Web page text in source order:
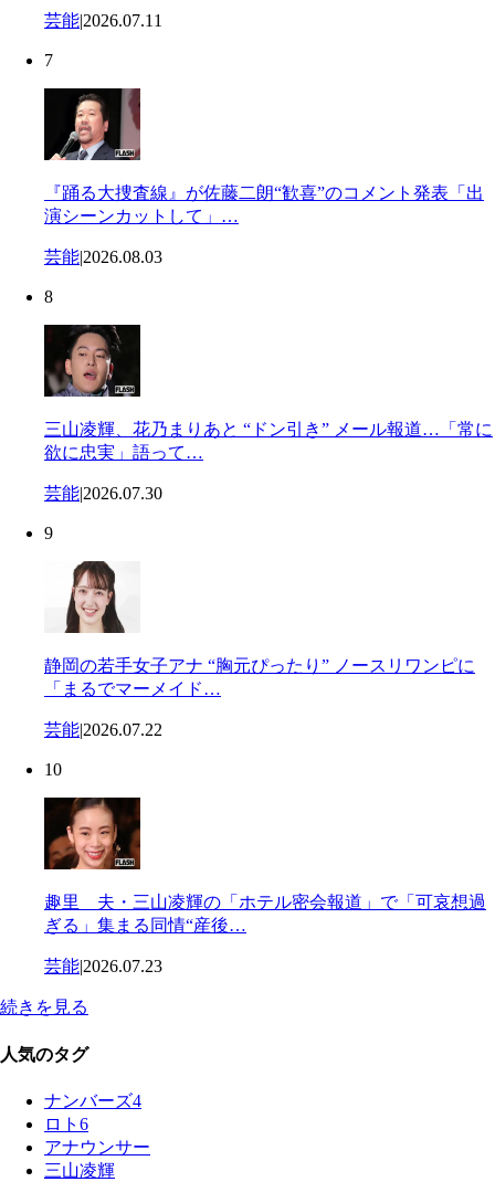
芸能|2026.07.11
7
『踊る大捜査線』が佐藤二朗“歓喜”のコメント発表「出
演シーンカットして」…
芸能|2026.08.03
8
三山凌輝、花乃まりあと “ドン引き” メール報道…「常に
欲に忠実」語って…
芸能|2026.07.30
9
静岡の若手女子アナ “胸元ぴったり” ノースリワンピに
「まるでマーメイド…
芸能|2026.07.22
10
趣里 夫・三山凌輝の「ホテル密会報道」で「可哀想過
ぎる」集まる同情“産後…
芸能|2026.07.23
続きを見る
人気のタグ
ナンバーズ4
ロト6
アナウンサー
三山凌輝